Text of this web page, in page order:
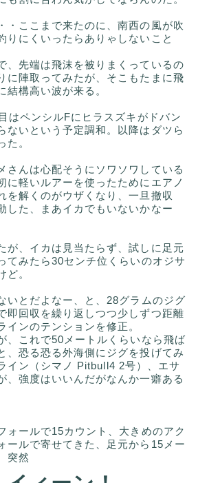
・ここまで来たのに、南西の風が吹
りにくいったらありゃしないこと
、先端は飛沫を被りまくっているの
に陣取ってみたが、そこもたまに飛
結構高い波が来る。
はペンシルFにヒラスズキがドバン
ないという予定調和。以降はダツら
た。
さんは心配そうにソワソワしている
に軽いルアーを使ったためにエアノ
を解くのがウザくなり、一旦撤収
した、まあイカでもいないかなー
が、イカは見当たらず、試しに足元
てみたら30センチ位くらいのオジサ
ど。
いとだよなー、と、28グラムのジグ
即回収を繰り返しつつ少しずつ距離
インのテンションを修正。
、これで50メートルくらいなら飛ば
、恐る恐る外海側にジグを投げてみ
イン（シマノ Pitbull4 2号）、エサ
、強度はいいんだがなんか一癖ある
ォールで15カウント、大きめのアク
ールで寄せてきた、足元から15メー
突然